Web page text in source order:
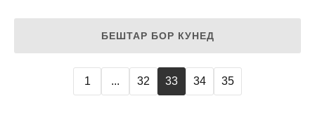
БЕШТАР БОР КУНЕД
1 ... 32 33 34 35